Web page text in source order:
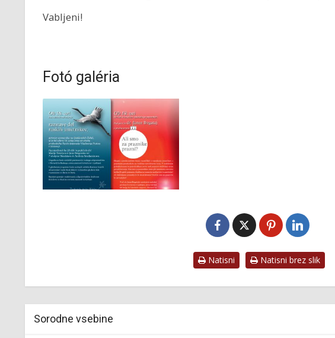
Vabljeni!
Fotó galéria
Natisni Natisni brez slik
Sorodne vsebine